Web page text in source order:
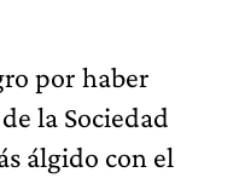
por haber
la Sociedad
álgido con el